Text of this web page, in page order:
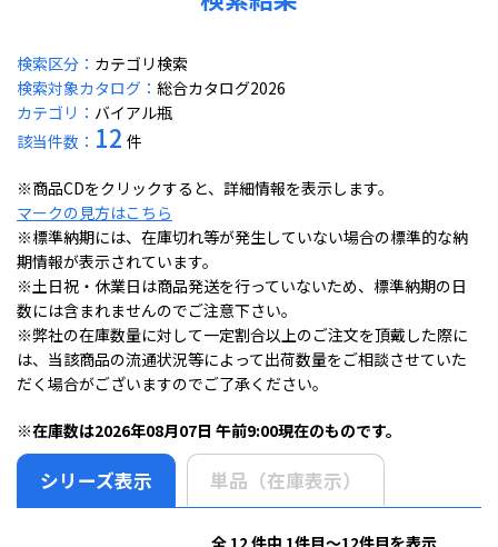
検索区分： カテゴリ検索
検索対象カタログ： 総合カタログ2026
カテゴリ： バイアル瓶
該当件数： 12 件
※商品CDをクリックすると、詳細情報を表示します。
マークの見方はこちら
※標準納期には、在庫切れ等が発生していない場合の標準的な納
期情報が表示されています。
※土日祝・休業日は商品発送を行っていないため、標準納期の日
数には含まれませんのでご注意下さい。
※弊社の在庫数量に対して一定割合以上のご注文を頂戴した際に
は、当該商品の流通状況等によって出荷数量をご相談させていた
だく場合がございますのでご了承ください。
※在庫数は2026年08月07日 午前9:00現在のものです。
シリーズ表示 単品（在庫表示）
全 12 件中 1件目～12件目を表示